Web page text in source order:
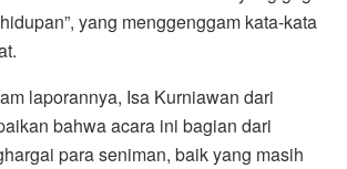
yang menggenggam kata-kata
laporannya, Isa Kurniawan dari
bahwa acara ini bagian dari
para seniman, baik yang masih